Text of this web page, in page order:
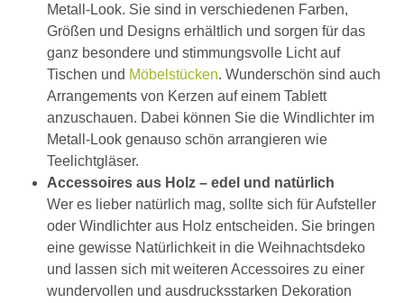
Metall-Look. Sie sind in verschiedenen Farben,
Größen und Designs erhältlich und sorgen für das
ganz besondere und stimmungsvolle Licht auf
Tischen und Möbelstücken. Wunderschön sind auch
Arrangements von Kerzen auf einem Tablett
anzuschauen. Dabei können Sie die Windlichter im
Metall-Look genauso schön arrangieren wie
Teelichtgläser.
Accessoires aus Holz – edel und natürlich
Wer es lieber natürlich mag, sollte sich für Aufsteller
oder Windlichter aus Holz entscheiden. Sie bringen
eine gewisse Natürlichkeit in die Weihnachtsdeko
und lassen sich mit weiteren Accessoires zu einer
wundervollen und ausdrucksstarken Dekoration